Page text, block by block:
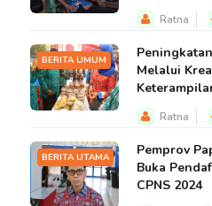
Ratna
BERITA UMUM
Melalui
Ratna
BERITA UTAMA
Pemprov
Buka
CPNS 2024